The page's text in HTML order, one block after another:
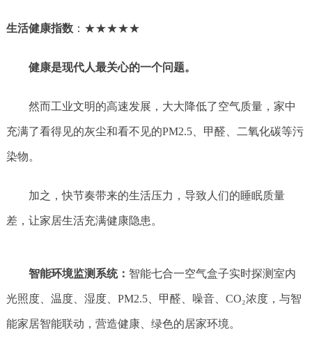
生活健康指数：★★★★★
健康是现代人最关心的一个问题。
然而工业文明的高速发展，大大降低了空气质量，家中
充满了看得见的灰尘和看不见的PM2.5、甲醛、二氧化碳等污
染物。
加之，快节奏带来的生活压力，导致人们的睡眠质量
差，让家居生活充满健康隐患。
智能环境监测系统： 智能七合一空气盒子实时探测室内
光照度、温度、湿度、PM2.5、甲醛、噪音、CO₂浓度，与智
能家居智能联动，营造健康、绿色的居家环境。